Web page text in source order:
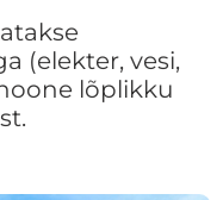
(elekter, vesi,
lõplikku